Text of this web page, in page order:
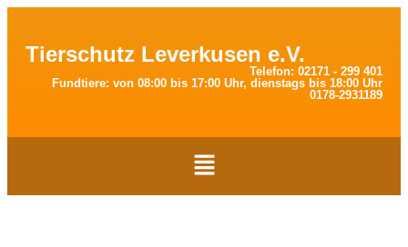
Tierschutz Leverkusen e.V.
Telefon: 02171 - 299 401
Fundtiere: von 08:00 bis 17:00 Uhr, dienstags bis 18:00 Uhr
0178-2931189